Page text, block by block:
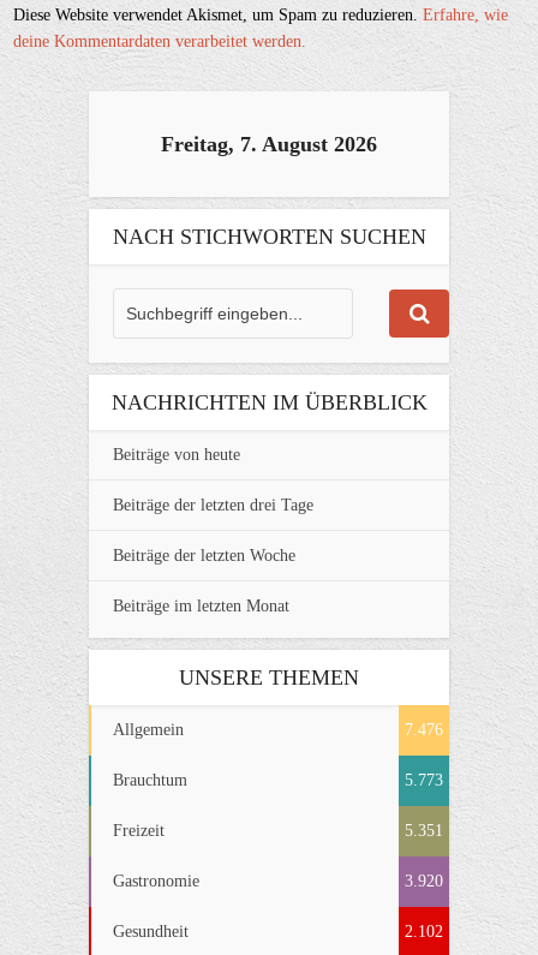
Diese Website verwendet Akismet, um Spam zu reduzieren.Erfahre, wie
deine Kommentardaten verarbeitet werden.
Freitag, 7. August 2026
NACH STICHWORTEN SUCHEN
NACHRICHTEN IM ÜBERBLICK
Beiträge von heute
Beiträge der letzten drei Tage
Beiträge der letzten Woche
Beiträge im letzten Monat
UNSERE THEMEN
Allgemein 7.476
Brauchtum 5.773
Freizeit 5.351
Gastronomie 3.920
Gesundheit 2.102